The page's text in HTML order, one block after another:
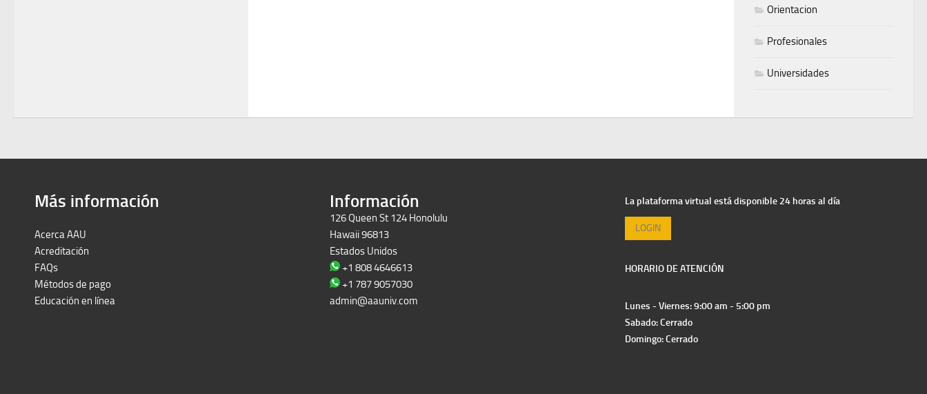
Orientacion
Profesionales
Universidades
Más información
Acerca AAU
Acreditación
FAQs
Métodos de pago
Educación en línea
Información
126 Queen St 124 Honolulu
Hawaii 96813
Estados Unidos
+1 808 4646613
+1 787 9057030
admin@aauniv.com
La plataforma virtual está disponible 24 horas al día
LOGIN
HORARIO DE ATENCIÓN
Lunes - Viernes: 9:00 am - 5:00 pm
Sabado: Cerrado
Domingo: Cerrado